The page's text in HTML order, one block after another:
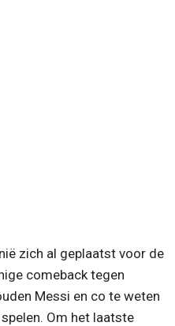
zich al geplaatst voor de
comeback tegen
Messi en co te weten
Om het laatste